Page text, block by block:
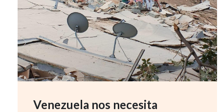
Venezuela nos necesita